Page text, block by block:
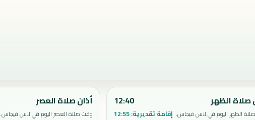
صلاة الظهر
الظهر اليوم في لاس فيجاس.
12:40
إقامة تقديرية:12:55
أذان صلاة العصر
وقت صلاة العصر اليوم في لاس فيجاس.